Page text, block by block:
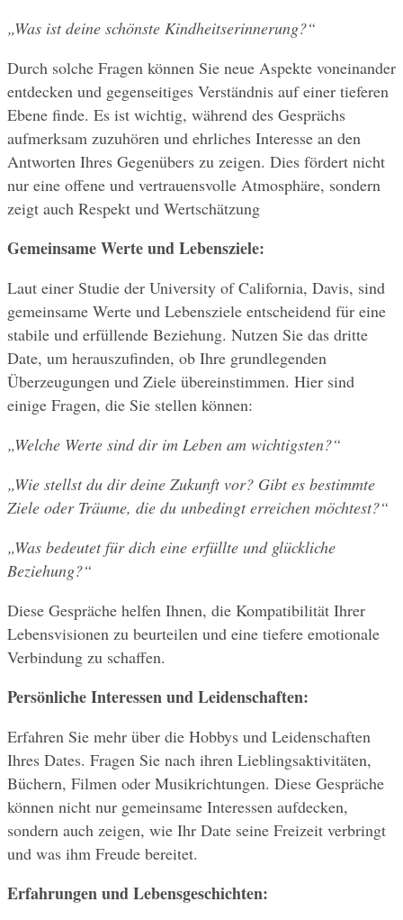
„Was ist deine schönste Kindheitserinnerung?“
Durch solche Fragen können Sie neue Aspekte voneinander
entdecken und gegenseitiges Verständnis auf einer tieferen
Ebene finde. Es ist wichtig, während des Gesprächs
aufmerksam zuzuhören und ehrliches Interesse an den
Antworten Ihres Gegenübers zu zeigen. Dies fördert nicht
nur eine offene und vertrauensvolle Atmosphäre, sondern
zeigt auch Respekt und Wertschätzung
Gemeinsame Werte und Lebensziele:
Laut einer Studie der University of California, Davis, sind
gemeinsame Werte und Lebensziele entscheidend für eine
stabile und erfüllende Beziehung. Nutzen Sie das dritte
Date, um herauszufinden, ob Ihre grundlegenden
Überzeugungen und Ziele übereinstimmen. Hier sind
einige Fragen, die Sie stellen können:
„Welche Werte sind dir im Leben am wichtigsten?“
„Wie stellst du dir deine Zukunft vor? Gibt es bestimmte
Ziele oder Träume, die du unbedingt erreichen möchtest?“
„Was bedeutet für dich eine erfüllte und glückliche
Beziehung?“
Diese Gespräche helfen Ihnen, die Kompatibilität Ihrer
Lebensvisionen zu beurteilen und eine tiefere emotionale
Verbindung zu schaffen.
Persönliche Interessen und Leidenschaften:
Erfahren Sie mehr über die Hobbys und Leidenschaften
Ihres Dates. Fragen Sie nach ihren Lieblingsaktivitäten,
Büchern, Filmen oder Musikrichtungen. Diese Gespräche
können nicht nur gemeinsame Interessen aufdecken,
sondern auch zeigen, wie Ihr Date seine Freizeit verbringt
und was ihm Freude bereitet.
Erfahrungen und Lebensgeschichten: